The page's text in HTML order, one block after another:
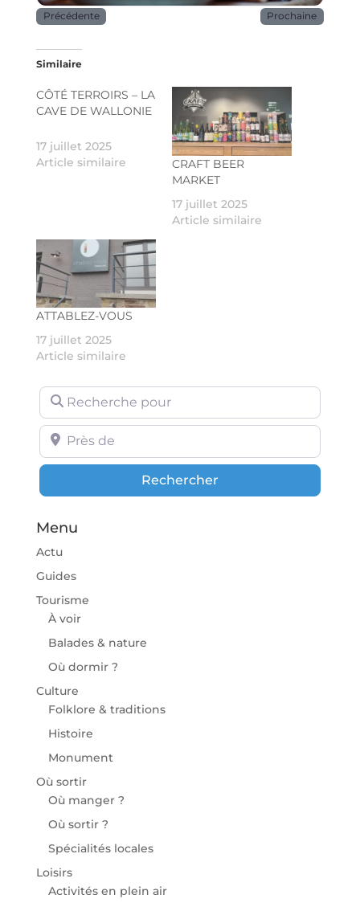
Précédente Prochaine
Similaire
CÔTÉ TERROIRS – LA
CAVE DE WALLONIE
17 juillet 2025
Article similaire
CRAFT BEER
MARKET
17 juillet 2025
Article similaire
ATTABLEZ-VOUS
17 juillet 2025
Article similaire
Recherche pour
Près de
RechercherRechercher
Menu
Actu
Guides
Tourisme
À voir
Balades & nature
Où dormir ?
Culture
Folklore & traditions
Histoire
Monument
Où sortir
Où manger ?
Où sortir ?
Spécialités locales
Loisirs
Activités en plein air